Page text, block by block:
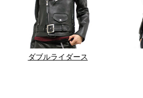
ダブルライダース